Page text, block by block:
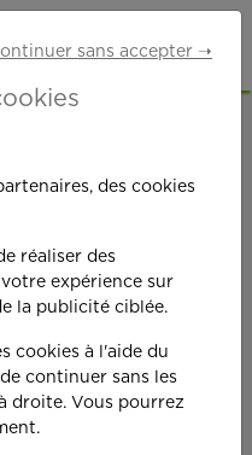
plus
sans accepter ➝
des cookies
réaliser des
expérience sur
la publicité ciblée.
cookies à l'aide du
continuer sans les
droite. Vous pourrez